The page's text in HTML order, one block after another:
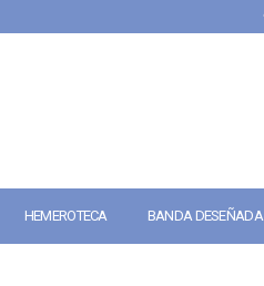
HEMEROTECA BANDA DESEÑADA